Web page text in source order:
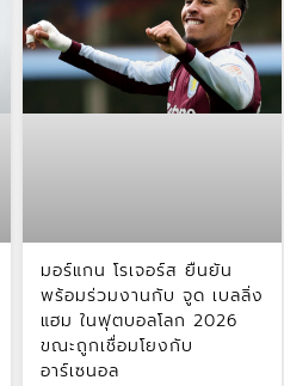
มอร์แกน โรเจอร์ส ยืนยัน
พร้อมร่วมงานกับ จูด เบลลิ่ง
แฮม ในฟุตบอลโลก 2026
ขณะถูกเชื่อมโยงกับ
อาร์เซนอล